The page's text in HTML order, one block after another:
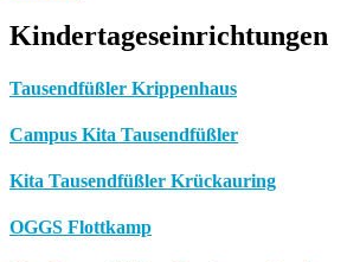
Kindertageseinrichtungen
Tausendfüßler Krippenhaus
Campus Kita Tausendfüßler
Kita Tausendfüßler Krückauring
OGGS Flottkamp